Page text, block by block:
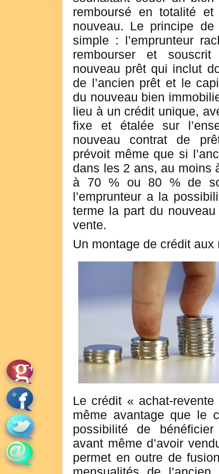
remboursé en totalité
nouveau. Le principe de
simple : l’emprunteur
rembourser et
nouveau prêt qui inclut
de l’ancien prêt et le
du nouveau bien
lieu à un crédit unique,
fixe et étalée sur
nouveau contrat de
prévoit même que si
dans les 2 ans, au moins
à 70 % ou 80 % de
l’emprunteur a la
terme la part du
vente.
Un montage de crédit
Le crédit « achat-
même avantage que le
possibilité de
avant même d’avoir
permet en outre de